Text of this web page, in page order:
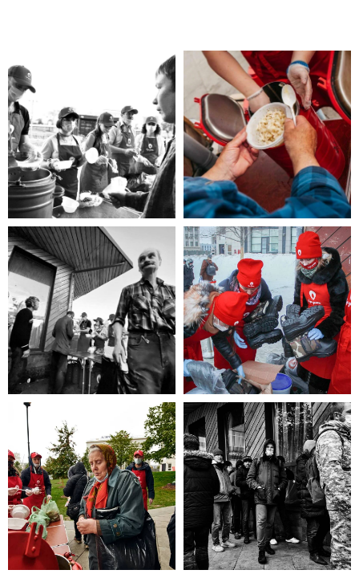
Если Вы нуждаетесь в помощи,
то эта информация для Вас.
Каждый может оказаться в
сложной жизненной ситуации,
главное - знать, к кому
обратиться
за помощью!
Помощь нужна
Вам?
ЧИТАТЬ